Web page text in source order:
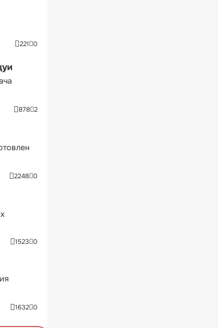
221 0
878 2
2248 0
1523 0
1632 0